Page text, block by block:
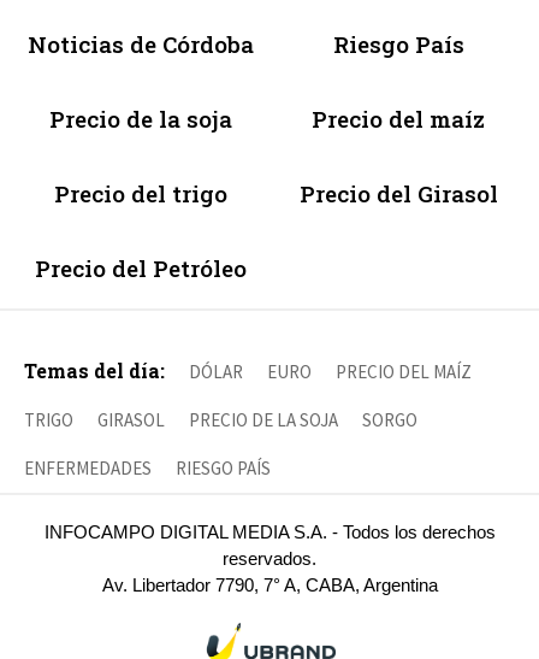
Noticias de Córdoba Riesgo País
Precio de la soja Precio del maíz
Precio del trigo Precio del Girasol
Precio del Petróleo
Temas del día: DÓLAR EURO PRECIO DEL MAÍZ
TRIGO GIRASOL PRECIO DE LA SOJA SORGO
ENFERMEDADES RIESGO PAÍS
INFOCAMPO DIGITAL MEDIA S.A. - Todos los derechos
reservados.
Av. Libertador 7790, 7° A, CABA, Argentina